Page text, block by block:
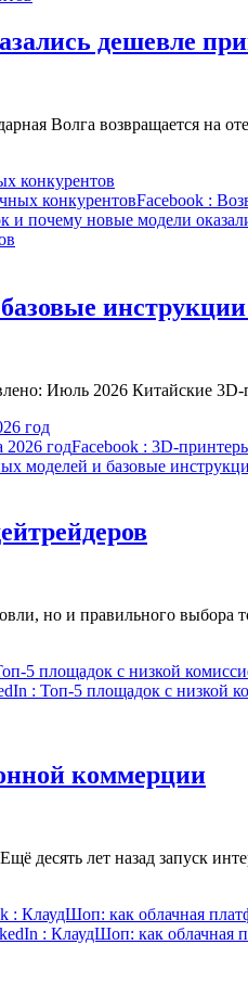
дешевле
Волга возвращается на
конкурентов
конкурентовFacebook :
и почему новые модели
инструкции
Июль 2026 Китайские
год
2026 годFacebook : 3D-
моделей и базовые
но и правильного
5 площадок с низкой
: Топ-5 площадок с низкой
коммерции
десять лет назад запуск
: КлаудШоп: как облачная
: КлаудШоп: как облачная